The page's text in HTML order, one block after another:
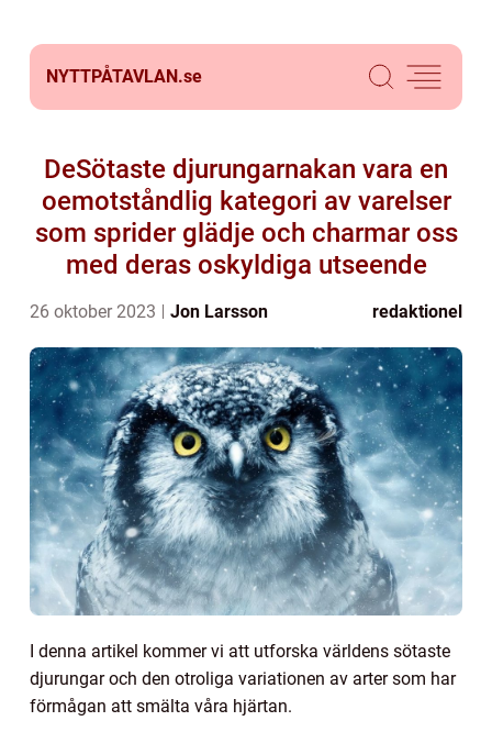
NYTTPÅTAVLAN.se
DeSötaste djurungarnakan vara en
oemotståndlig kategori av varelser
som sprider glädje och charmar oss
med deras oskyldiga utseende
26 oktober 2023 Jon Larsson redaktionel
I denna artikel kommer vi att utforska världens sötaste
djurungar och den otroliga variationen av arter som har
förmågan att smälta våra hjärtan.